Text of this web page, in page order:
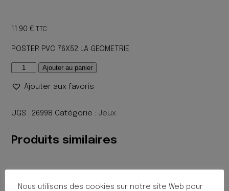
11.90€ TTC
POSTER PVC 76X52 LA GEOMETRIE
quantité
POSTER
76X52
GEOMETRIE
Ajouter au panier
Ajouter aux favoris
UGS : 26998 Catégorie : Jeux
Produits similaires
Nous utilisons des cookies sur notre site Web pour